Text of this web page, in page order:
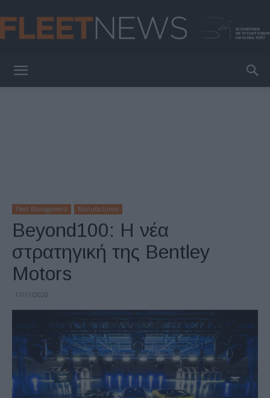
Fleet Management Manufacturers
Beyond100: Η νέα
στρατηγική της Bentley
Motors
17/11/2020